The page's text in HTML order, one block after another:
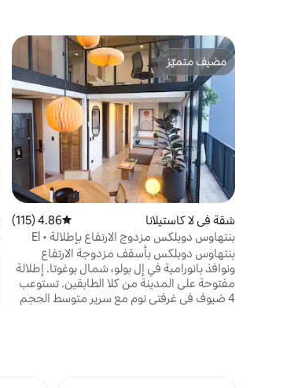
مضيف متميّز
مضيف متميّز
شقة في لا كاستيلانا متوسط التقييم 4.86 من 5، 115 مراجعات
4.86 (115)
بنتهاوس دوبلكس مزدوج الارتفاع بإطلالة • El
Polo
بنتهاوس دوبلكس بأسقف مزدوجة الارتفاع
ونوافذ بانورامية في إل بولو، شمال بوغوتا. إطلالة
مفتوحة على المدينة من كلا الطابقين. تستوعب
4 ضيوف في غرفتي نوم مع سرير متوسط الحجم